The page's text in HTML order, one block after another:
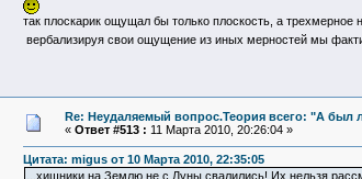
так плоскарик ощущал бы только плоскость, а
вербализируя свои ощущение из иных мерностей мы
Re: Неудаляемый вопрос.Теория всего: "А был
« Ответ #513 : 11 Марта 2010, 20:26:04 »
Цитата: migus от 10 Марта 2010, 22:35:05
...хищники на Землю не с Луны свалились! Их нельзя